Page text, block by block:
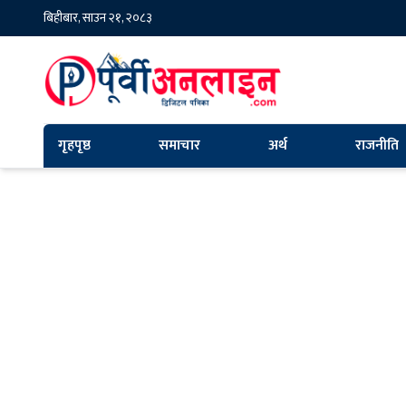
बिहीबार, साउन २१, २०८३
गृहपृष्ठ समाचार अर्थ राजनीति